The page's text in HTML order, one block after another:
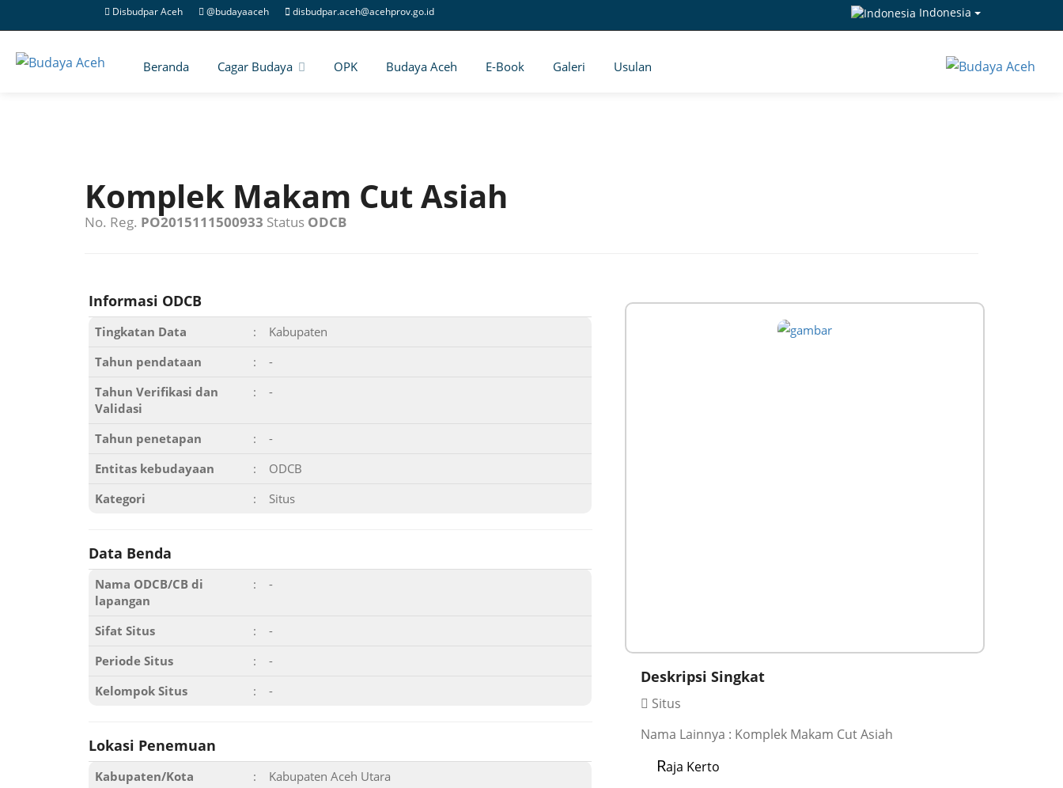
Disbudpar Aceh @budayaaceh disbudpar.aceh@acehprov.go.id Indonesia
Beranda Cagar Budaya OPK Budaya Aceh E-Book Galeri Usulan
Komplek Makam Cut Asiah
No. Reg. PO2015111500933 Status ODCB
Informasi ODCB
Tingkatan Data :
Kabupaten
Tahun pendataan
:
-
Tahun Verifikasi dan
Validasi
: -
Tahun penetapan :
-
Entitas kebudayaan
:
ODCB
Kategori
: Situs
Data Benda
Nama ODCB/CB di
lapangan
: -
Sifat Situs :
-
Periode Situs
:
-
Kelompok Situs
: -
Lokasi Penemuan
Kabupaten/Kota :
Kabupaten Aceh Utara
Deskripsi Singkat
Situs
Nama Lainnya : Komplek Makam Cut Asiah
Raja Kerto